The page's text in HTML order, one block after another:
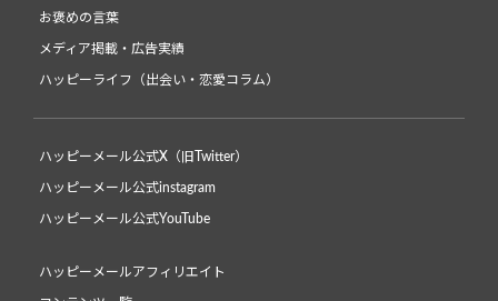
お褒めの言葉
メディア掲載・広告実績
ハッピーライフ（出会い・恋愛コラム）
ハッピーメール公式X（旧Twitter）
ハッピーメール公式instagram
ハッピーメール公式YouTube
ハッピーメールアフィリエイト